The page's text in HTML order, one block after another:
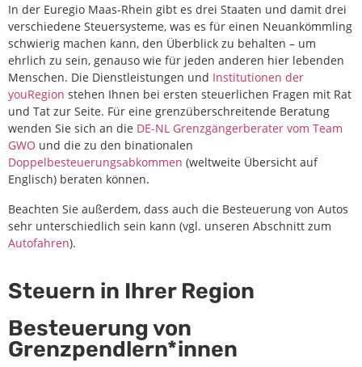
In der Euregio Maas-Rhein gibt es drei Staaten und damit drei
verschiedene Steuersysteme, was es für einen Neuankömmling
schwierig machen kann, den Überblick zu behalten – um
ehrlich zu sein, genauso wie für jeden anderen hier lebenden
Menschen. Die Dienstleistungen und Institutionen der
youRegion stehen Ihnen bei ersten steuerlichen Fragen mit Rat
und Tat zur Seite. Für eine grenzüberschreitende Beratung
wenden Sie sich an die DE-NL Grenzgängerberater vom Team
GWO und die zu den binationalen
Doppelbesteuerungsabkommen (weltweite Übersicht auf
Englisch) beraten können.
Beachten Sie außerdem, dass auch die Besteuerung von Autos
sehr unterschiedlich sein kann (vgl. unseren Abschnitt zum
Autofahren).
Steuern in Ihrer Region
Besteuerung von
Grenzpendlern*innen